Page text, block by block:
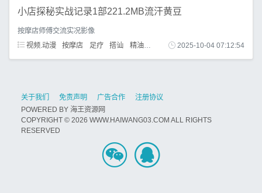
小店探秘实战记录1部221.2MB流汗黄豆
按摩店师傅交流实况影像
视频.动漫
按摩店 足疗 搭讪 精油 技术交流 2025-10-04 07:12:54
关于我们 免责声明 广告合作
注册协议
POWERED BY 海王资源网
COPYRIGHT © 2026 WWW.HAIWANG03.COM ALL RIGHTS
RESERVED